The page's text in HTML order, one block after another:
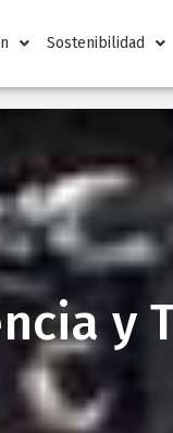
Sostenibilidad
y